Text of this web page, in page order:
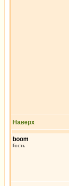
Наверх
boom
Гость